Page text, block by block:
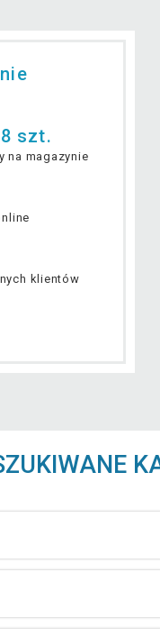
szt.
na magazynie
klientów